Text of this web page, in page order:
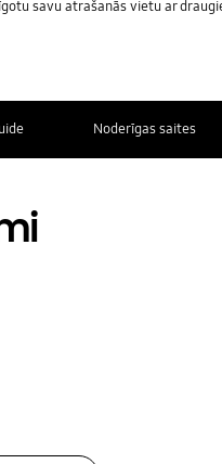
atrašanās vietu ar draugiem,
Noderīgas saites